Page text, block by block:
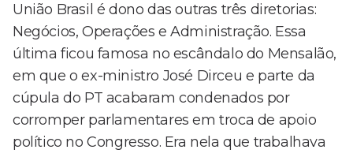
União Brasil é dono das outras três diretorias:
Negócios, Operações e Administração. Essa
última ficou famosa no escândalo do Mensalão,
em que o ex-ministro José Dirceu e parte da
cúpula do PT acabaram condenados por
corromper parlamentares em troca de apoio
político no Congresso. Era nela que trabalhava